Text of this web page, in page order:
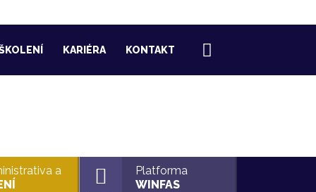
KARIÉRA KONTAKT
a
Platforma
WINFAS